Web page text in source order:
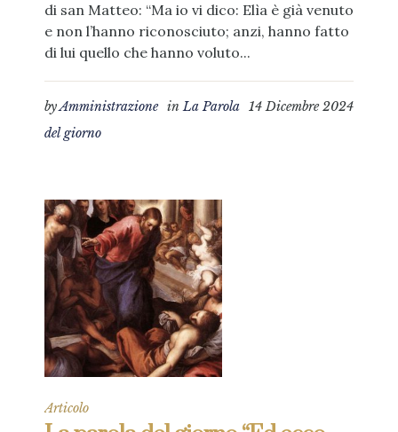
di san Matteo: “Ma io vi dico: Elìa è già venuto
e non l’hanno riconosciuto; anzi, hanno fatto
di lui quello che hanno voluto...
14 Dicembre 2024
byAmministrazione inLa Parola
del giorno
Articolo